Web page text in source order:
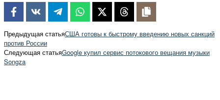
Предыдущая статьяСША готовы к быстрому введению новых санкций
против России
Следующая статьяGoogle купил сервис потокового вещания музыки
Songza